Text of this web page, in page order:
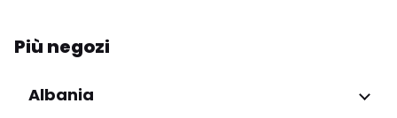
Più negozi
Albania